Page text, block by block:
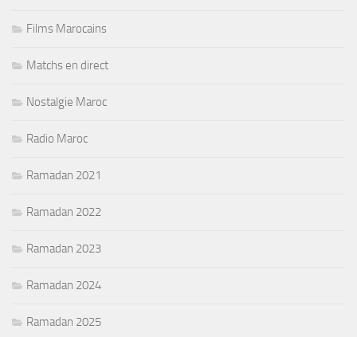
Films Marocains
Matchs en direct
Nostalgie Maroc
Radio Maroc
Ramadan 2021
Ramadan 2022
Ramadan 2023
Ramadan 2024
Ramadan 2025